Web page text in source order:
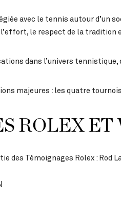
avec le tennis autour d’un
le respect de la tradition
dans l’univers
majeures : les quatre
ROLEX
des Témoignages Rolex :